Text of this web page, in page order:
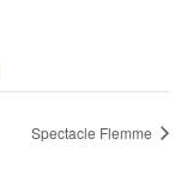
Spectacle Flemme